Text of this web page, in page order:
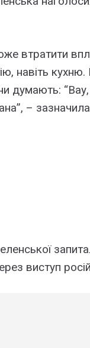
втратити
навіть
думають:
–
виступ